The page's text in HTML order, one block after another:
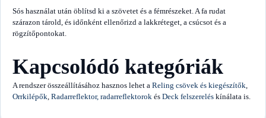
Sós használat után öblítsd ki a szövetet és a fémrészeket. A fa rudat
szárazon tárold, és időnként ellenőrizd a lakkréteget, a csúcsot és a
rögzítőpontokat.
Kapcsolódó kategóriák
A rendszer összeállításához hasznos lehet a Reling csövek és kiegészítők
Orrkilépők Radarreflektor, radarreflektorok és Deck felszerelés kínálata is.